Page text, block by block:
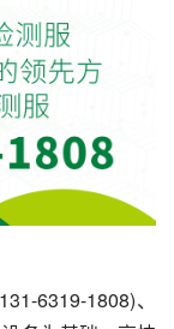
6319-1808)、